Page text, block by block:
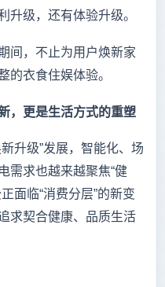
升级，还有体验升级。
间，不止为用户焕新家
的衣食住娱体验。
，更是生活方式的重塑
升级”发展，智能化、场
需求也越来越聚焦“健
面临“消费分层”的新变
求契合健康、品质生活